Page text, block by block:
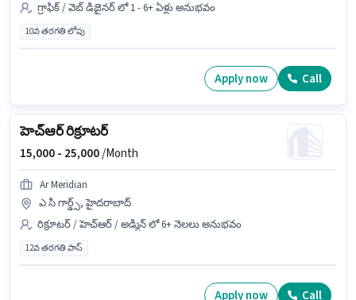
గ్రాఫిక్ / వెబ్ డిజైనర్ లో 1 - 6+ ఏళ్లు అనుభవం
10వ తరగతి లోపు
Apply now Call
హెచ్‌ఆర్ రిక్రూటర్
15,000 - 25,000/Month
Ar Meridian
ఎ సి గార్డ్స్, హైదరాబాద్
రిక్రూటర్ / హెచ్ఆర్ / అడ్మిన్ లో 6+ నెలలు అనుభవం
12వ తరగతి పాస్
Apply now Call